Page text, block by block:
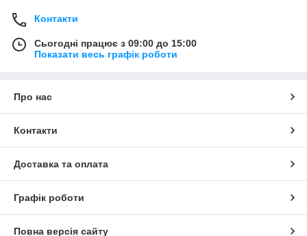
Контакти
Сьогодні працює з 09:00 до 15:00
Показати весь графік роботи
Про нас
Контакти
Доставка та оплата
Графік роботи
Повна версія сайту